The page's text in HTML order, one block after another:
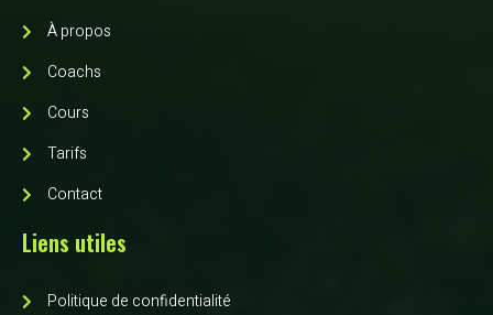
À propos
Coachs
Cours
Tarifs
Contact
Liens utiles
Politique de confidentialité